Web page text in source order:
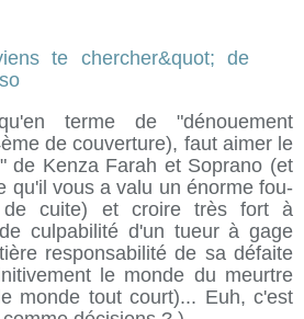
terme de "dénouement
de couverture), faut aimer le
de Kenza Farah et Soprano (et
qu'il vous a valu un énorme fou-
de cuite) et croire très fort à
culpabilité d'un tueur à gage
responsabilité de sa défaite
le monde du meurtre
monde tout court)... Euh, c'est